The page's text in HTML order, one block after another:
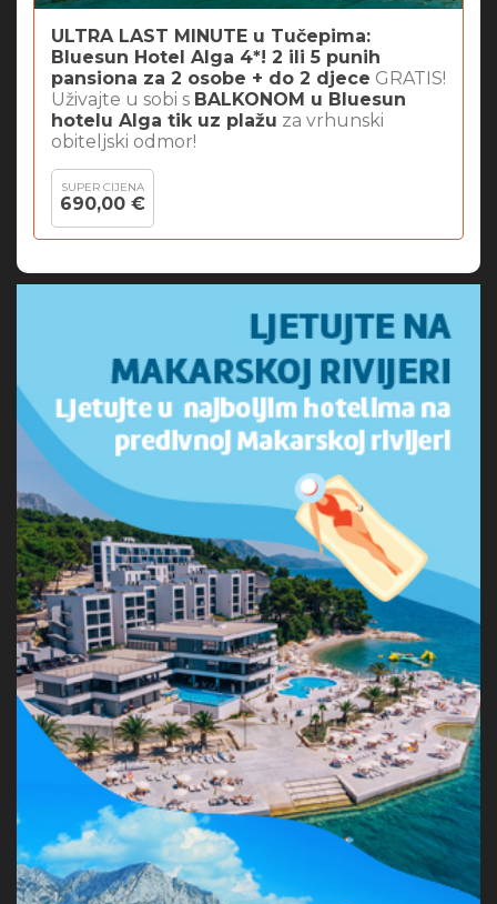
ULTRA LAST MINUTE u Tučepima:
Bluesun Hotel Alga 4*! 2 ili 5 punih
pansiona za 2 osobe + do 2 djece GRATIS!
Uživajte u sobi s BALKONOM u Bluesun
hotelu Alga tik uz plažu za vrhunski
obiteljski odmor!
SUPER CIJENA
690,00 €